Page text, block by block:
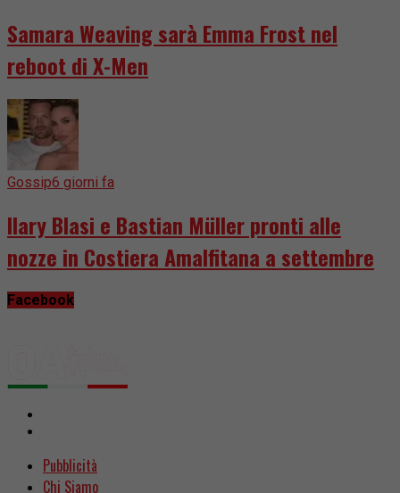
Samara Weaving sarà Emma Frost nel
reboot di X-Men
Gossip6 giorni fa
Ilary Blasi e Bastian Müller pronti alle
nozze in Costiera Amalfitana a settembre
Facebook
Pubblicità
Chi Siamo